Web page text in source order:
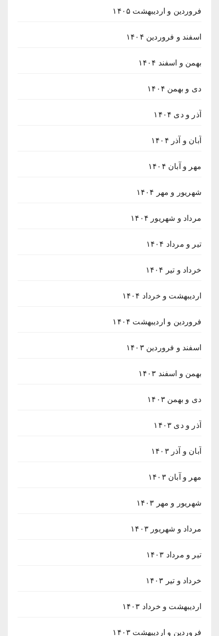
فروردین و اردیبهشت ۱۴۰۵
اسفند و فروردین ۱۴۰۴
بهمن و اسفند ۱۴۰۴
دی و بهمن ۱۴۰۴
آذر و دی ۱۴۰۴
آبان و آذر ۱۴۰۴
مهر و آبان ۱۴۰۴
شهریور و مهر ۱۴۰۴
مرداد و شهریور ۱۴۰۴
تیر و مرداد ۱۴۰۴
خرداد و تیر ۱۴۰۴
اردیبهشت و خرداد ۱۴۰۴
فروردین و اردیبهشت ۱۴۰۴
اسفند و فروردین ۱۴۰۳
بهمن و اسفند ۱۴۰۳
دی و بهمن ۱۴۰۳
آذر و دی ۱۴۰۳
آبان و آذر ۱۴۰۳
مهر و آبان ۱۴۰۳
شهریور و مهر ۱۴۰۳
مرداد و شهریور ۱۴۰۳
تیر و مرداد ۱۴۰۳
خرداد و تیر ۱۴۰۳
اردیبهشت و خرداد ۱۴۰۳
فروردین و اردیبهشت ۱۴۰۳